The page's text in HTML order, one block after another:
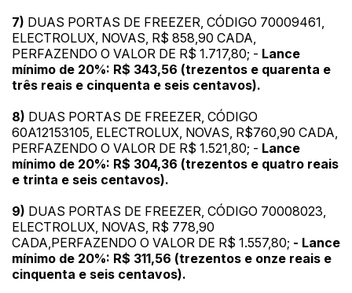
7) DUAS PORTAS DE FREEZER, CÓDIGO 70009461,
ELECTROLUX, NOVAS, R$ 858,90 CADA,
PERFAZENDO O VALOR DE R$ 1.717,80; - Lance
mínimo de 20%: R$ 343,56 (trezentos e quarenta e
três reais e cinquenta e seis centavos).
8) DUAS PORTAS DE FREEZER, CÓDIGO
60A12153105, ELECTROLUX, NOVAS, R$760,90 CADA,
PERFAZENDO O VALOR DE R$ 1.521,80; - Lance
mínimo de 20%: R$ 304,36 (trezentos e quatro reais
e trinta e seis centavos).
9) DUAS PORTAS DE FREEZER, CÓDIGO 70008023,
ELECTROLUX, NOVAS, R$ 778,90
CADA,PERFAZENDO O VALOR DE R$ 1.557,80; - Lance
mínimo de 20%: R$ 311,56 (trezentos e onze reais e
cinquenta e seis centavos).